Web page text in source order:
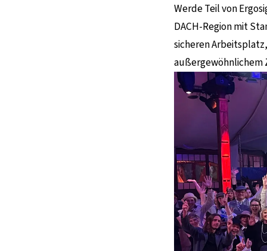
Werde Teil von
DACH-Region mit
sicheren
außergewöhnlichem